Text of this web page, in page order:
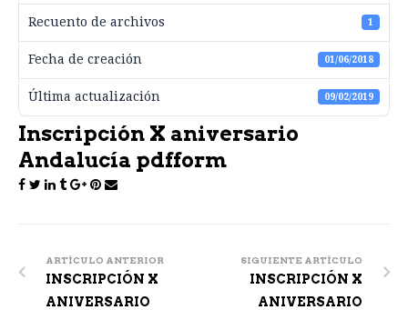
Recuento de archivos 1
Fecha de creación 01/06/2018
Última actualización 09/02/2019
Inscripción X aniversario
Andalucía pdfform
navigation
ARTÍCULO ANTERIOR
INSCRIPCIÓN X
ANIVERSARIO
SIGUIENTE ARTÍCULO
INSCRIPCIÓN X
ANIVERSARIO